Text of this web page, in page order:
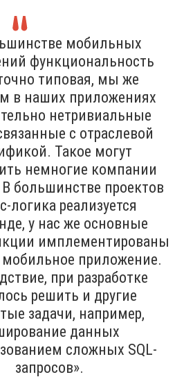
мобильных
функциональность
типовая, мы же
в наших приложениях
нетривиальные
с отраслевой
Такое могут
немногие компании
большинстве проектов
логика реализуется
у нас же основные
имплементированы
приложение.
при разработке
решить и другие
задачи, например,
данных
сложных SQL-
запросов».